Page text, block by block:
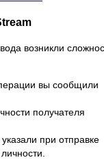
возникли
вы сообщили
получателя
при отправке